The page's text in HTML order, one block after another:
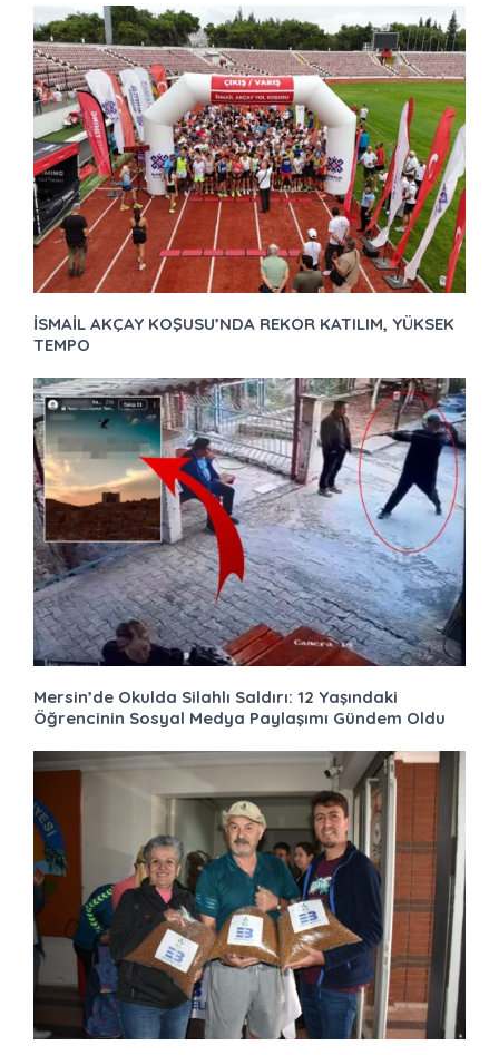
İSMAİL AKÇAY KOŞUSU’NDA REKOR KATILIM, YÜKSEK
TEMPO
Mersin’de Okulda Silahlı Saldırı: 12 Yaşındaki
Öğrencinin Sosyal Medya Paylaşımı Gündem Oldu